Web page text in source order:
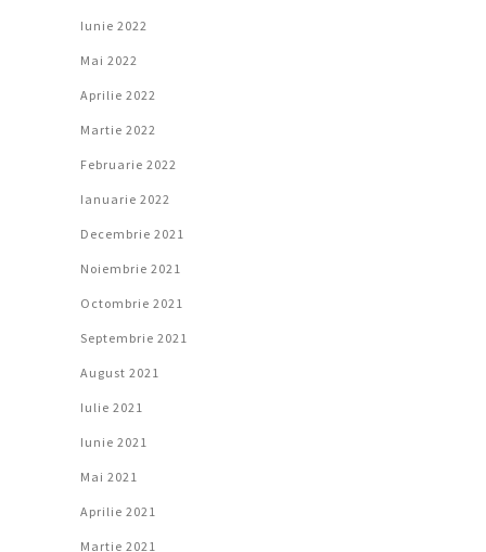
Iunie 2022
Mai 2022
Aprilie 2022
Martie 2022
Februarie 2022
Ianuarie 2022
Decembrie 2021
Noiembrie 2021
Octombrie 2021
Septembrie 2021
August 2021
Iulie 2021
Iunie 2021
Mai 2021
Aprilie 2021
Martie 2021